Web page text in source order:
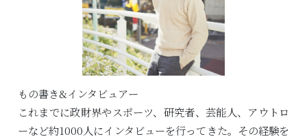
もの書き&インタビュアー
これまでに政財界やスポーツ、研究者、芸能人、アウトロ
ーなど約1000人にインタビューを行ってきた。その経験を